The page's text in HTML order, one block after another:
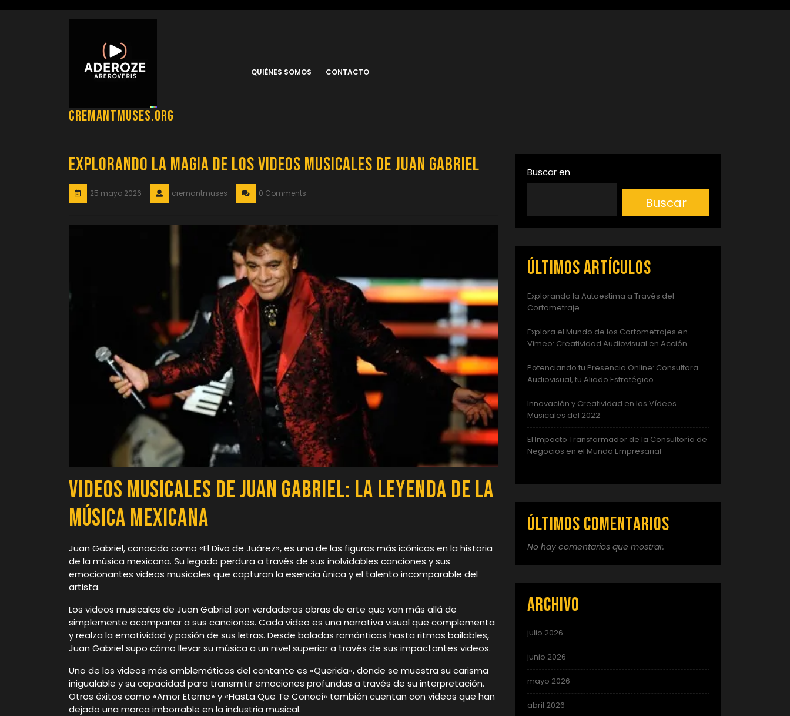
cremantmuses.org
QUIÉNES SOMOS CONTACTO
Explorando la Magia de los Videos Musicales de Juan Gabriel
25 mayo 2026 cremantmuses 0 Comments
Videos Musicales de Juan Gabriel: La Leyenda de la
Música Mexicana
Juan Gabriel, conocido como «El Divo de Juárez», es una de las figuras más icónicas en la historia
de la música mexicana. Su legado perdura a través de sus inolvidables canciones y sus
emocionantes videos musicales que capturan la esencia única y el talento incomparable del
artista.
Los videos musicales de Juan Gabriel son verdaderas obras de arte que van más allá de
simplemente acompañar a sus canciones. Cada video es una narrativa visual que complementa
y realza la emotividad y pasión de sus letras. Desde baladas románticas hasta ritmos bailables,
Juan Gabriel supo cómo llevar su música a un nivel superior a través de sus impactantes videos.
Uno de los videos más emblemáticos del cantante es «Querida», donde se muestra su carisma
inigualable y su capacidad para transmitir emociones profundas a través de su interpretación.
Otros éxitos como «Amor Eterno» y «Hasta Que Te Conocí» también cuentan con videos que han
dejado una marca imborrable en la industria musical.
Buscar en
Buscar
Últimos artículos
Explorando la Autoestima a Través del
Cortometraje
Explora el Mundo de los Cortometrajes en
Vimeo: Creatividad Audiovisual en Acción
Potenciando tu Presencia Online: Consultora
Audiovisual, tu Aliado Estratégico
Innovación y Creatividad en los Vídeos
Musicales del 2022
El Impacto Transformador de la Consultoría de
Negocios en el Mundo Empresarial
Últimos comentarios
No hay comentarios que mostrar.
Archivo
julio 2026
junio 2026
mayo 2026
abril 2026